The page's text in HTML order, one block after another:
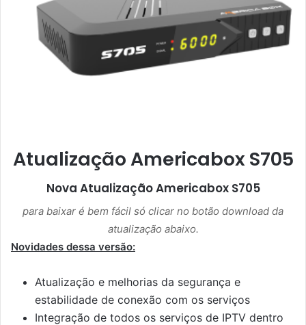
l
Atualização Americabox S705
Nova AtualizaçãoAmericabox S705
para baixar é bem fácil só clicar no botão download da
atualização abaixo.
Novidades dessa versão:
Atualização e melhorias da segurança e
estabilidade de conexão com os serviços
Integração de todos os serviços de IPTV dentro